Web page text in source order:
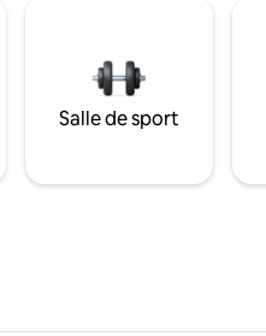
Salle de sport